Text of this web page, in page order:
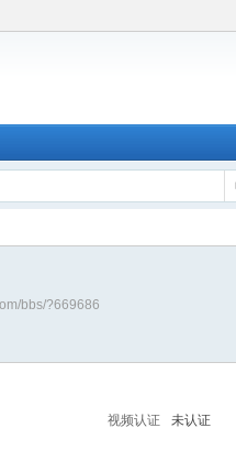
bbs/?669686
视频认证 未认证